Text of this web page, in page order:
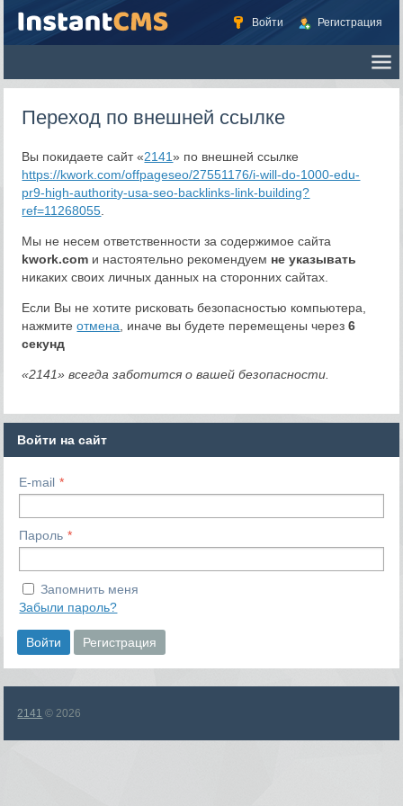
Войти Регистрация
Переход по внешней ссылке
Вы покидаете сайт «2141» по внешней ссылке
https://kwork.com/offpageseo/27551176/i-will-do-1000-edu-
pr9-high-authority-usa-seo-backlinks-link-building?
ref=11268055
Мы не несем ответственности за содержимое сайта
kwork.com и настоятельно рекомендуем не указывать
никаких своих личных данных на сторонних сайтах.
Если Вы не хотите рисковать безопасностью компьютера,
нажмитеотмена , иначе вы будете перемещены через6
секунд
«2141» всегда заботится о вашей безопасности.
Войти на сайт
E-mail
Пароль
Запомнить меня
Забыли пароль?
Войти Регистрация
2141 © 2026